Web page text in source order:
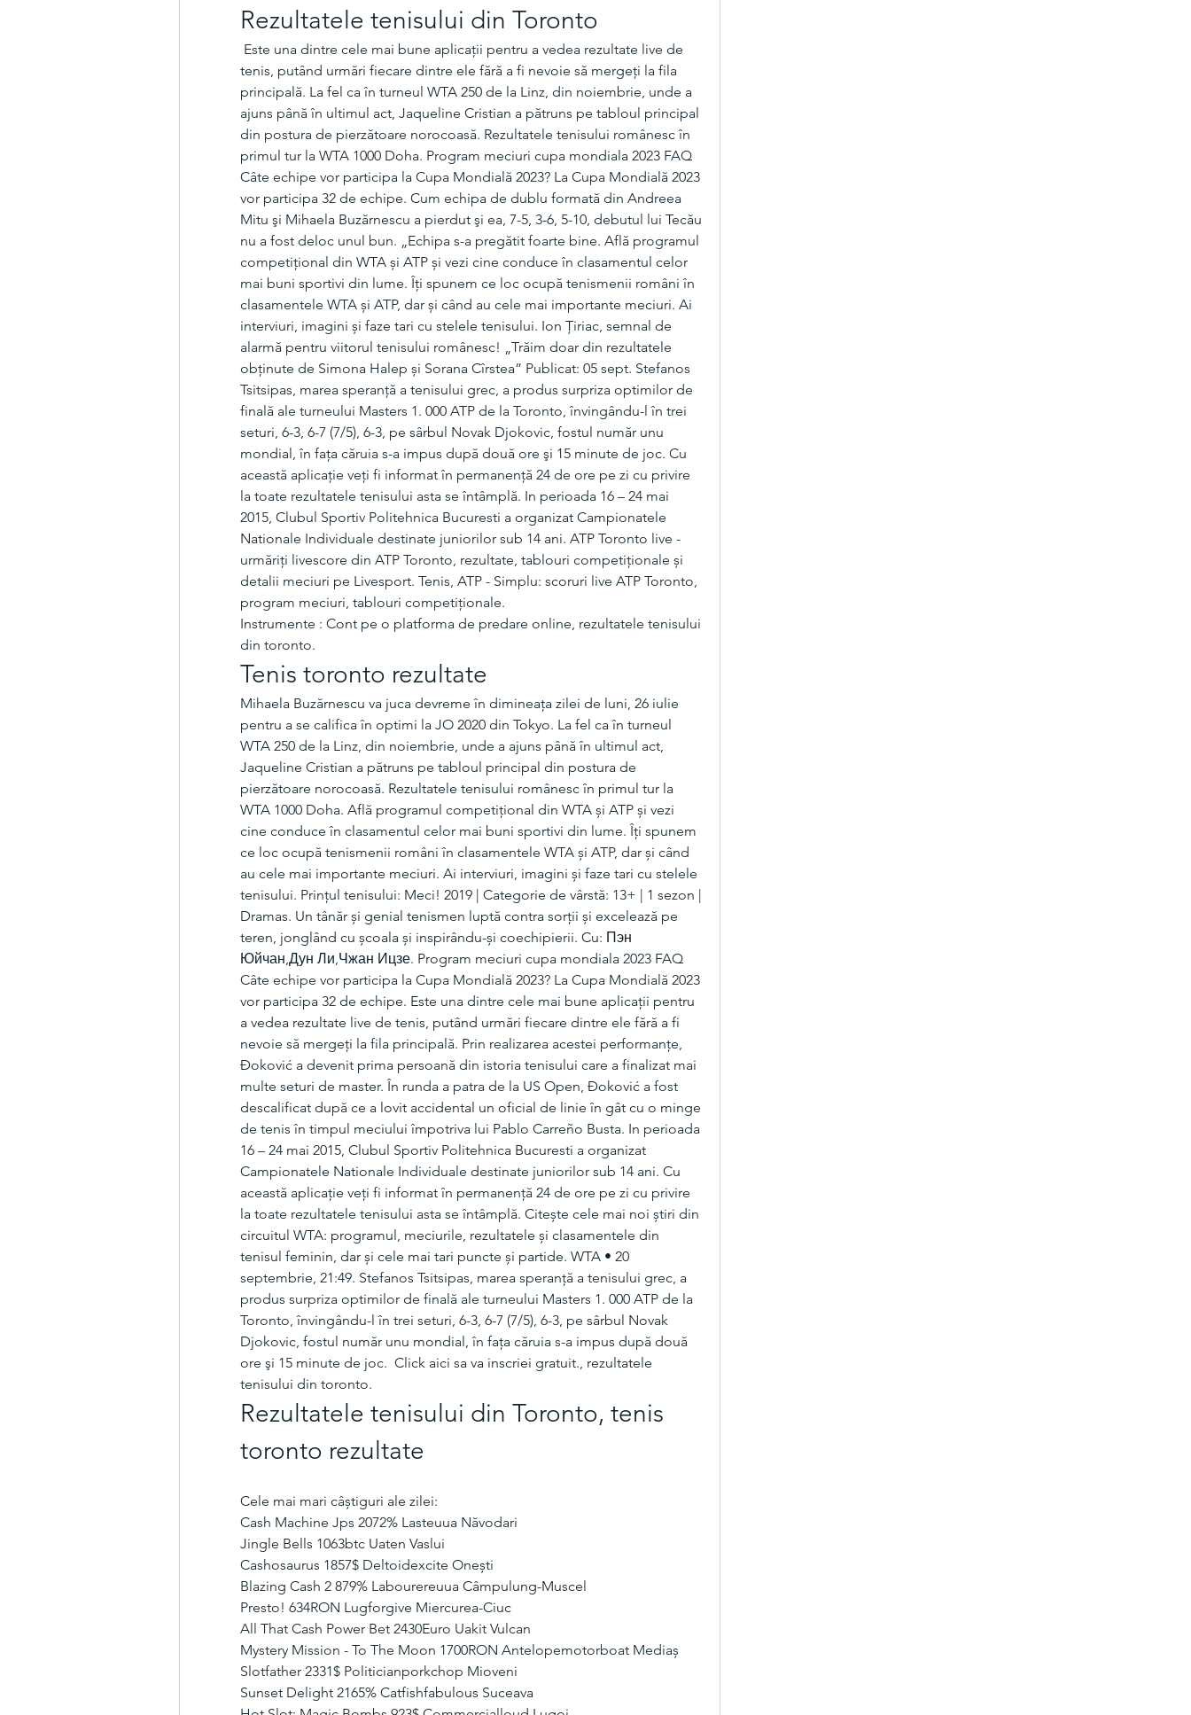
Rezultatele tenisului din Toronto
tenis, putând urmări fiecare dintre ele fără a fi nevoie să mergeți la fila
principală. La fel ca în turneul WTA 250 de la Linz, din noiembrie, unde a
ajuns până în ultimul act, Jaqueline Cristian a pătruns pe tabloul principal
din postura de pierzătoare norocoasă. Rezultatele tenisului românesc în
primul tur la WTA 1000 Doha. Program meciuri cupa mondiala 2023 FAQ
Câte echipe vor participa la Cupa Mondială 2023? La Cupa Mondială 2023
vor participa 32 de echipe. Cum echipa de dublu formată din Andreea
Mitu şi Mihaela Buzărnescu a pierdut şi ea, 7-5, 3-6, 5-10, debutul lui Tecău
nu a fost deloc unul bun. „Echipa s-a pregătit foarte bine. Află programul
competițional din WTA și ATP și vezi cine conduce în clasamentul celor
mai buni sportivi din lume. Îți spunem ce loc ocupă tenismenii români în
clasamentele WTA și ATP, dar și când au cele mai importante meciuri. Ai
interviuri, imagini și faze tari cu stelele tenisului. Ion Țiriac, semnal de
alarmă pentru viitorul tenisului românesc! „Trăim doar din rezultatele
obținute de Simona Halep și Sorana Cîrstea” Publicat: 05 sept. Stefanos
Tsitsipas, marea speranţă a tenisului grec, a produs surpriza optimilor de
finală ale turneului Masters 1. 000 ATP de la Toronto, învingându-l în trei
seturi, 6-3, 6-7 (7/5), 6-3, pe sârbul Novak Djokovic, fostul număr unu
mondial, în faţa căruia s-a impus după două ore şi 15 minute de joc. Cu
această aplicație veți fi informat în permanență 24 de ore pe zi cu privire
la toate rezultatele tenisului asta se întâmplă. In perioada 16 – 24 mai
2015, Clubul Sportiv Politehnica Bucuresti a organizat Campionatele
Nationale Individuale destinate juniorilor sub 14 ani. ATP Toronto live -
urmăriți livescore din ATP Toronto, rezultate, tablouri competiționale și
detalii meciuri pe Livesport. Tenis, ATP - Simplu: scoruri live ATP Toronto,
program meciuri, tablouri competiționale.
Instrumente : Cont pe o platforma de predare online, rezultatele tenisului
din toronto.
Tenis toronto rezultate
Mihaela Buzărnescu va juca devreme în dimineața zilei de luni, 26 iulie
pentru a se califica în optimi la JO 2020 din Tokyo. La fel ca în turneul
WTA 250 de la Linz, din noiembrie, unde a ajuns până în ultimul act,
Jaqueline Cristian a pătruns pe tabloul principal din postura de
pierzătoare norocoasă. Rezultatele tenisului românesc în primul tur la
WTA 1000 Doha. Află programul competițional din WTA și ATP și vezi
cine conduce în clasamentul celor mai buni sportivi din lume. Îți spunem
ce loc ocupă tenismenii români în clasamentele WTA și ATP, dar și când
au cele mai importante meciuri. Ai interviuri, imagini și faze tari cu stelele
tenisului. Prințul tenisului: Meci! 2019 | Categorie de vârstă: 13+ | 1 sezon |
Dramas. Un tânăr și genial tenismen luptă contra sorții și excelează pe
teren, jonglând cu școala și inspirându-și coechipierii. Cu: Пэн
Юйчан,Дун Ли,Чжан Ицзе. Program meciuri cupa mondiala 2023 FAQ
Câte echipe vor participa la Cupa Mondială 2023? La Cupa Mondială 2023
vor participa 32 de echipe. Este una dintre cele mai bune aplicații pentru
a vedea rezultate live de tenis, putând urmări fiecare dintre ele fără a fi
nevoie să mergeți la fila principală. Prin realizarea acestei performanțe,
Đoković a devenit prima persoană din istoria tenisului care a finalizat mai
multe seturi de master. În runda a patra de la US Open, Đoković a fost
descalificat după ce a lovit accidental un oficial de linie în gât cu o minge
de tenis în timpul meciului împotriva lui Pablo Carreño Busta. In perioada
16 – 24 mai 2015, Clubul Sportiv Politehnica Bucuresti a organizat
Campionatele Nationale Individuale destinate juniorilor sub 14 ani. Cu
această aplicație veți fi informat în permanență 24 de ore pe zi cu privire
la toate rezultatele tenisului asta se întâmplă. Citește cele mai noi știri din
circuitul WTA: programul, meciurile, rezultatele și clasamentele din
tenisul feminin, dar și cele mai tari puncte și partide. WTA • 20
septembrie, 21:49. Stefanos Tsitsipas, marea speranţă a tenisului grec, a
produs surpriza optimilor de finală ale turneului Masters 1. 000 ATP de la
Toronto, învingându-l în trei seturi, 6-3, 6-7 (7/5), 6-3, pe sârbul Novak
Djokovic, fostul număr unu mondial, în faţa căruia s-a impus după două
ore şi 15 minute de joc.  Click aici sa va inscriei gratuit., rezultatele
tenisului din toronto.
Rezultatele tenisului din Toronto, tenis
toronto rezultate
Cele mai mari câștiguri ale zilei:
Cash Machine Jps 2072% Lasteuua Năvodari
Jingle Bells 1063btc Uaten Vaslui
Cashosaurus 1857$ Deltoidexcite Onești
Blazing Cash 2 879% Labourereuua Câmpulung-Muscel
Presto! 634RON Lugforgive Miercurea-Ciuc
All That Cash Power Bet 2430Euro Uakit Vulcan
Mystery Mission - To The Moon 1700RON Antelopemotorboat Mediaș
Slotfather 2331$ Politicianporkchop Mioveni
Sunset Delight 2165% Catfishfabulous Suceava